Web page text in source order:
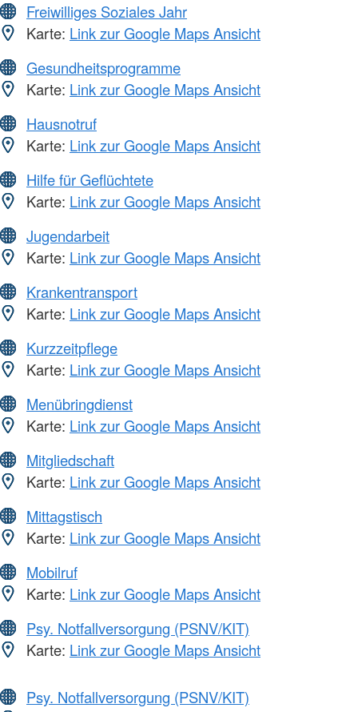
Freiwilliges Soziales Jahr
Karte: Link zur Google Maps Ansicht
Gesundheitsprogramme
Karte: Link zur Google Maps Ansicht
Hausnotruf
Karte: Link zur Google Maps Ansicht
Hilfe für Geflüchtete
Karte: Link zur Google Maps Ansicht
Jugendarbeit
Karte: Link zur Google Maps Ansicht
Krankentransport
Karte: Link zur Google Maps Ansicht
Kurzzeitpflege
Karte: Link zur Google Maps Ansicht
Menübringdienst
Karte: Link zur Google Maps Ansicht
Mitgliedschaft
Karte: Link zur Google Maps Ansicht
Mittagstisch
Karte: Link zur Google Maps Ansicht
Mobilruf
Karte: Link zur Google Maps Ansicht
Psy. Notfallversorgung (PSNV/KIT)
Karte: Link zur Google Maps Ansicht
Psy. Notfallversorgung (PSNV/KIT)